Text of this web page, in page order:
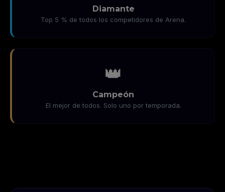
Diamante
Top 5 % de todos los competidores de Arena.
👑
Campeón
El mejor de todos. Solo uno por temporada.